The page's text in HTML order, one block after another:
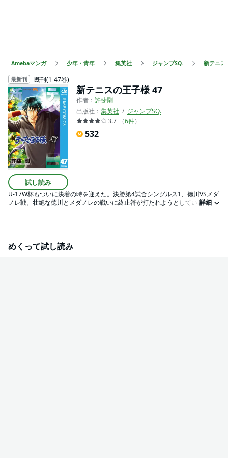
Amebaマンガ 少年・青年 集英社 ジャンプSQ. 新テニス
最新刊 既刊(1-47巻)
試し読み
新テニスの王子様 47
作者： 許斐剛
出版社： 集英社
ジャンプSQ.
3.7
（6件）
532
U-17W杯もついに決着の時を迎えた。決勝第4試合シングルス1、徳川VSメダ
ノレ戦。壮絶な徳川とメダノレの戦いに終止符が打たれようとしていた。接
詳細
めくって試し読み